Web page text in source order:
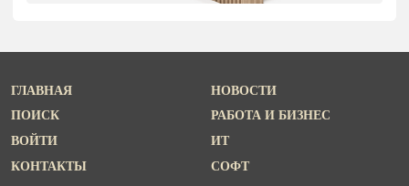
ГЛАВНАЯ
ПОИСК
ВОЙТИ
КОНТАКТЫ
НОВОСТИ
РАБОТА И БИЗНЕС
ИТ
СОФТ